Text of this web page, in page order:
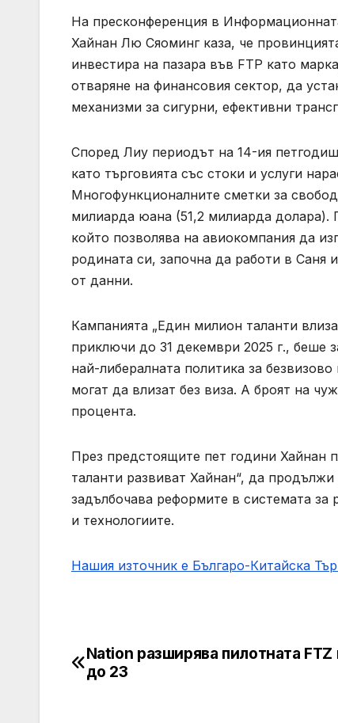
На пресконференция в
Хайнан Лю Сяоминг каза, че
инвестира на пазара във FTP като
отваряне на финансовия сектор, да
механизми за сигурни, ефективни
Според Лиу периодът на 14-ия
като търговията със стоки и услуги
Многофункционалните сметки за
милиарда юана (51,2 милиарда
който позволява на авиокомпания да
родината си, започна да работи в Саня
от данни.
Кампанията „Един милион таланти
приключи до 31 декември 2025 г.,
най-либералната политика за
могат да влизат без виза. А броят на
процента.
През предстоящите пет години Хайнан
таланти развиват Хайнан“, да
задълбочава реформите в системата за
и технологиите.
Нашия източник е Българо-Китайска
Post
Nation разширява пилотната
до 23